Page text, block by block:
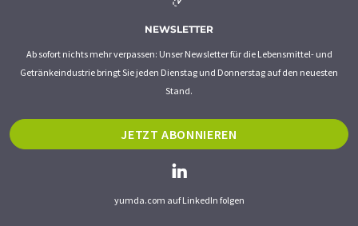
NEWSLETTER
Ab sofort nichts mehr verpassen: Unser Newsletter für die Lebensmittel- und
Getränkeindustrie bringt Sie jeden Dienstag und Donnerstag auf den neuesten
Stand.
JETZT ABONNIEREN
yumda.com auf LinkedIn folgen